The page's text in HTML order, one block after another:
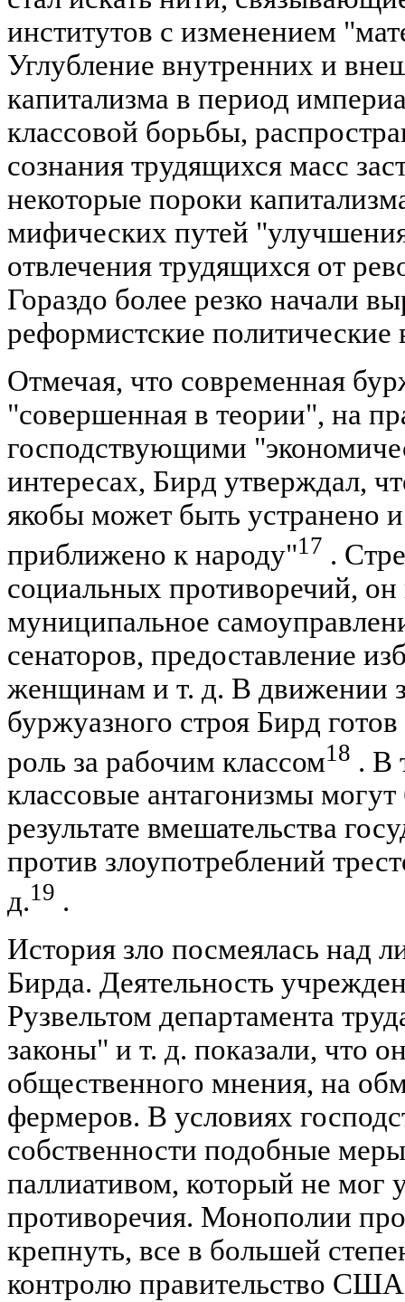
институтов с изменением
Углубление внутренних и
капитализма в период
классовой борьбы,
сознания трудящихся масс
некоторые пороки
мифических путей
отвлечения трудящихся от
Гораздо более резко начали
реформистские политические
Отмечая, что современная
"совершенная в теории", на
господствующими
интересах, Бирд утверждал,
якобы может быть устранено
приближено к народу"17 .
социальных противоречий, он
муниципальное
сенаторов, предоставление
женщинам и т. д. В движении
буржуазного строя Бирд
роль за рабочим классом18 . В
классовые антагонизмы
результате вмешательства
против злоупотреблений
д.19 .
История зло посмеялась над
Бирда. Деятельность
Рузвельтом департамента
законы" и т. д. показали, что
общественного мнения, на
фермеров. В условиях
собственности подобные
паллиативом, который не мог
противоречия. Монополии
крепнуть, все в большей
контролю правительство